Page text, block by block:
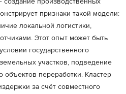
признаки такой модели:
локальной логистики,
Этот опыт может быть
государственного
участков, подведение
объектов переработки. Кластер
за счёт совместного